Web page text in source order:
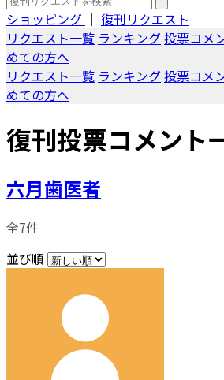
ショッピング ｜ 復刊リクエスト
リクエスト一覧 ランキング投票コメ
めての方へ
リクエスト一覧 ランキング投票コメ
めての方へ
復刊投票コメント
六月歯医者
全7件
並び順